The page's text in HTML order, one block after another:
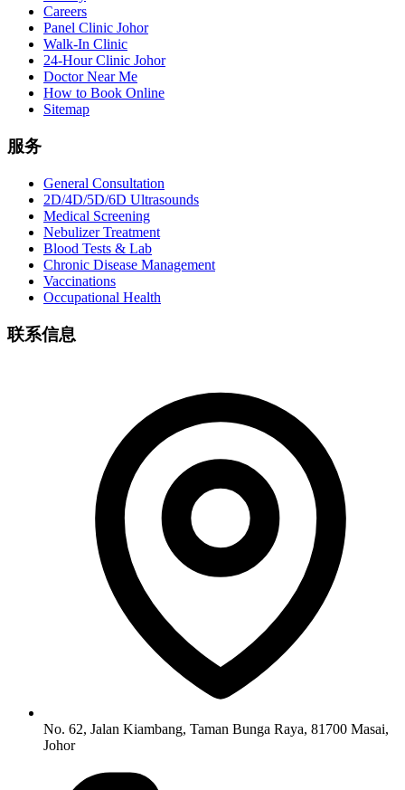
Careers
Panel Clinic Johor
Walk-In Clinic
24-Hour Clinic Johor
Doctor Near Me
How to Book Online
Sitemap
服务
General Consultation
2D/4D/5D/6D Ultrasounds
Medical Screening
Nebulizer Treatment
Blood Tests & Lab
Chronic Disease Management
Vaccinations
Occupational Health
联系信息
No. 62, Jalan Kiambang, Taman Bunga Raya, 81700 Masai,
Johor